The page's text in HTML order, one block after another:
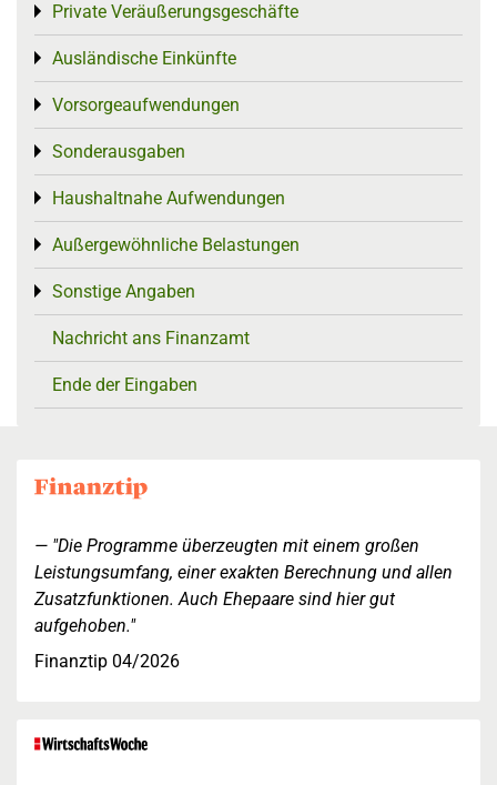
Private Veräußerungsgeschäfte
Toggle menu
Ausländische Einkünfte
Toggle menu
Vorsorgeaufwendungen
Toggle menu
Sonderausgaben
Toggle menu
Haushaltnahe Aufwendungen
Toggle menu
Außergewöhnliche Belastungen
Toggle menu
Sonstige Angaben
Toggle menu
Nachricht ans Finanzamt
Ende der Eingaben
"Die Programme überzeugten mit einem großen
Leistungsumfang, einer exakten Berechnung und allen
Zusatzfunktionen. Auch Ehepaare sind hier gut
aufgehoben."
Finanztip 04/2026